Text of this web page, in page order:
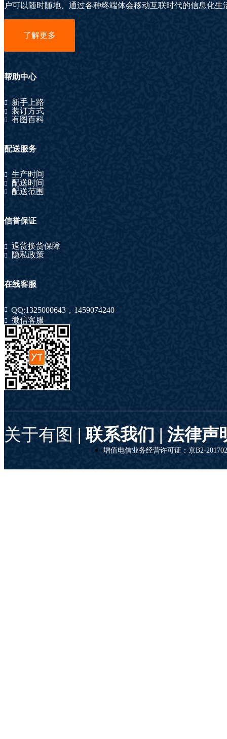
户可以随时随地、通过各种终端体会移动互联时代的信息化生
了解更多
帮助中心
新手上路
装订方式
有图百科
配送服务
生产时间
配送时间
配送范围
信誉保证
退货换货保障
隐私政策
在线客服
QQ:1325000643 ， 1459074240
微信客服
关于有图 | 联系我们 | 法律声
增值电信业务经营许可证：京B2-